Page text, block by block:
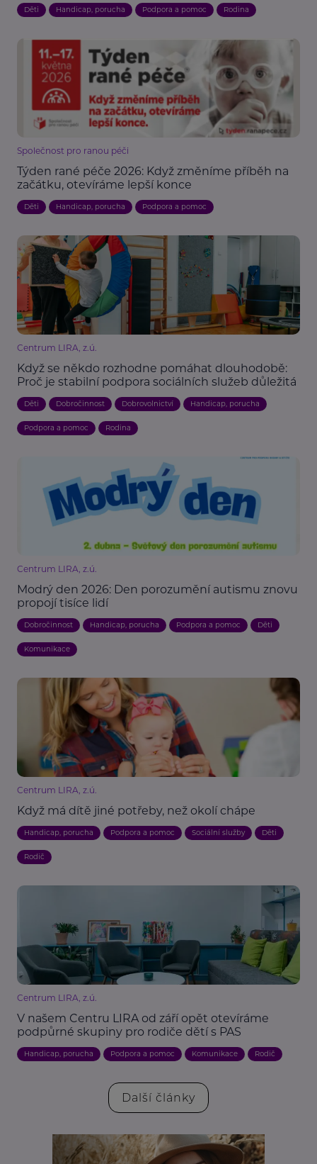
Děti Handicap, porucha Podpora a pomoc Rodina
Společnost pro ranou péči
Týden rané péče 2026: Když změníme příběh na
začátku, otevíráme lepší konce
Děti Handicap, porucha Podpora a pomoc
Centrum LIRA, z.ú.
Když se někdo rozhodne pomáhat dlouhodobě:
Proč je stabilní podpora sociálních služeb důležitá
Děti Dobročinnost Dobrovolnictví Handicap, porucha
Podpora a pomoc Rodina
Centrum LIRA, z.ú.
Modrý den 2026: Den porozumění autismu znovu
propojí tisíce lidí
Dobročinnost Handicap, porucha Podpora a pomoc Děti
Komunikace
Centrum LIRA, z.ú.
Když má dítě jiné potřeby, než okolí chápe
Handicap, porucha Podpora a pomoc Sociální služby Děti
Rodič
Centrum LIRA, z.ú.
V našem Centru LIRA od září opět otevíráme
podpůrné skupiny pro rodiče dětí s PAS
Handicap, porucha Podpora a pomoc Komunikace Rodič
Další články